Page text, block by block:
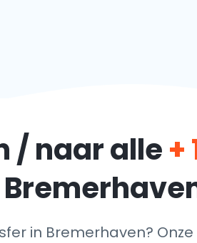
/ naar alle+
in Bremerhaven?